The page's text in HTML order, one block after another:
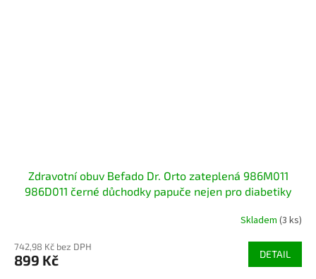
Zdravotní obuv Befado Dr. Orto zateplená 986M011
986D011 černé důchodky papuče nejen pro diabetiky
Skladem (3 ks)
742,98 Kč bez DPH
899 Kč DETAIL